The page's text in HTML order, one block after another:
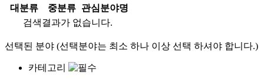
대분류
중분류
관심분야명
검색결과가 없습니다.
선택된 분야 (선택분야는 최소 하나 이상 선택 하셔야 합니다.)
카테고리